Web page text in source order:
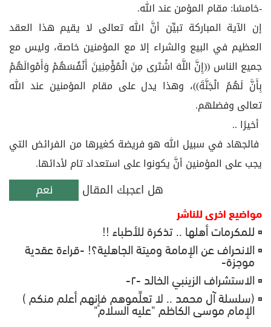
-خامسًا: مقام المؤمن عند الله.
إن الآية المباركة تبيِّن أنَّ الله تعالى لا يقيم هذا العقد
العظيم في البيع والشراء إلا مع المؤمنين خاصة، وليس مع
جميع الناس ((إِنَّ اللَّهَ اشْتَرى‏ مِنَ الْمُؤْمِنِينَ أَنْفُسَهُمْ وَأَمْوالَهُمْ
بِأَنَّ لَهُمُ الْجَنَّةَ))، وهذا يدل على مقام المؤمنين عند الله
تعالى وفضلهم.
أخيرًا ..
فالجهاد في سبيل الله هو فريضة كغيرها من الفرائض التي
يجب على المؤمنين أنَّ يكونوا على استعداد تام لأدائها.
نعم هل اعجبك المقال
مواضيع اخرى للناشر
للمكرمات أهلها .. تذكرة للأطباء !!
الانحراف عن الإمامة وميتة الجاهلية؟! -قراءة عقدية
موجزة-
الاستشراف الزينبي الخالد -٢-
(سلسلة آل محمد .. لا تعلِّموهم فإنهم أعلم منكم )
الإمام موسى الكاظم "عليه السلام"